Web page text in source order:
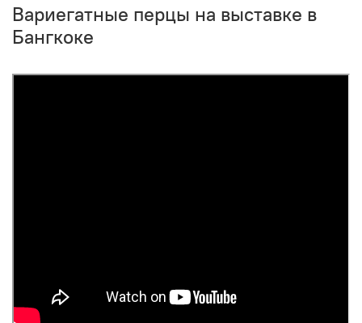
Вариегатные перцы на выставке в
Бангкоке